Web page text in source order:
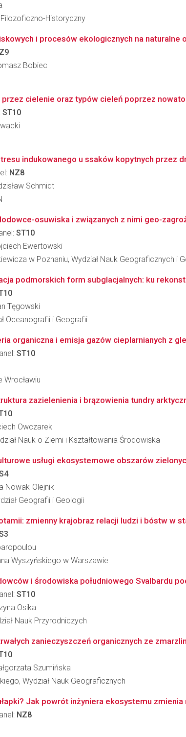
Filozoficzno-Historyczny
i procesów ekologicznych na
Bobiec
cielenie oraz typów cieleń poprzez
ST10
indukowanego u ssaków kopytnych przez
NZ8
Schmidt
osuwiska i związanych z nimi geo-
ST10
Ewertowski
w Poznaniu, Wydział Nauk Geograficznych i
podmorskich form subglacjalnych: ku
Tęgowski
Oceanografii i Geografii
organiczna i emisja gazów cieplarnianych z
ST10
Wrocławiu
zazielenienia i brązowienia tundry
Owczarek
Nauk o Ziemi i Kształtowania Środowiska
usługi ekosystemowe obszarów
Nowak-Olejnik
Geografii i Geologii
zmienny krajobraz relacji ludzi i bóstw w
Wyszyńskiego w Warszawie
i środowiska południowego Svalbardu
ST10
Osika
Nauk Przyrodniczych
zanieczyszczeń organicznych ze
Szumińska
Wydział Nauk Geograficznych
Jak powrót inżyniera ekosystemu
NZ8